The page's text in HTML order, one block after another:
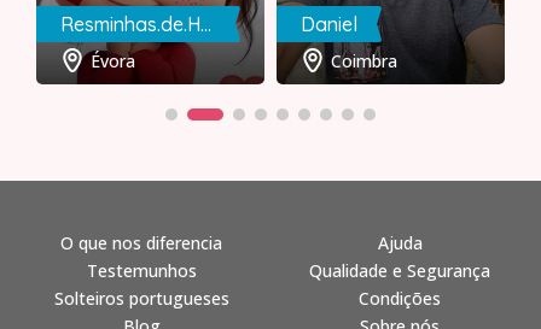
Resminhas.de.Humor
Évora
Daniel
Coimbra
O que nos diferencia
Testemunhos
Solteiros portugueses
Ajuda
Qualidade e Segurança
Condições